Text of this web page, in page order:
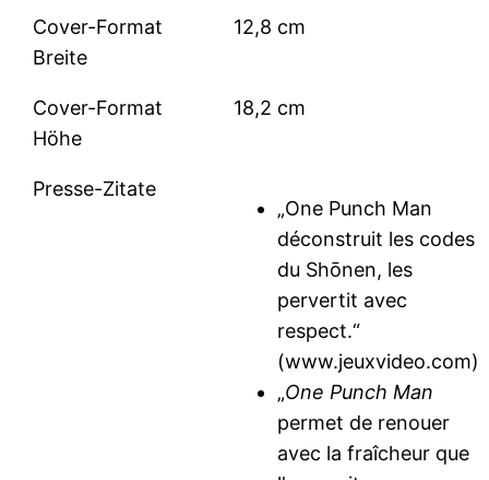
Cover-Format
Breite
12,8 cm
Cover-Format
Höhe
18,2 cm
Presse-Zitate
„One Punch Man
déconstruit les codes
du Shōnen, les
pervertit avec
respect.“
(www.jeuxvideo.com)
„One Punch Man
permet de renouer
avec la fraîcheur que